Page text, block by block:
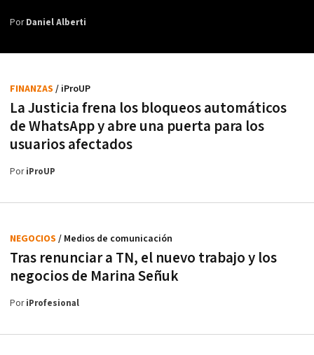
PorDaniel Alberti
La Justicia frena los bloqueos automáticos
de WhatsApp y abre una puerta para los
usuarios afectados
FINANZAS / iProUP
PoriProUP
Tras renunciar a TN, el nuevo trabajo y los
negocios de Marina Señuk
NEGOCIOS / Medios de comunicación
PoriProfesional